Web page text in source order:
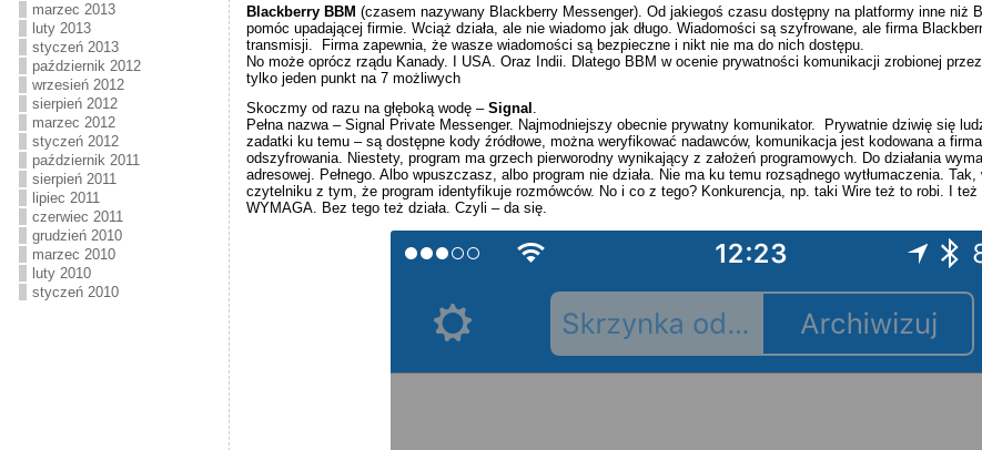
marzec 2013
luty 2013
styczeń 2013
październik 2012
wrzesień 2012
sierpień 2012
marzec 2012
styczeń 2012
październik 2011
sierpień 2011
lipiec 2011
czerwiec 2011
grudzień 2010
marzec 2010
luty 2010
styczeń 2010
Blackberry BBM (czasem nazywany Blackberry Messenger). Od jakiegoś czasu dostępny na platformy inne niż
pomóc upadającej firmie. Wciąż działa, ale nie wiadomo jak długo. Wiadomości są szyfrowane, ale firma
transmisji. Firma zapewnia, że wasze wiadomości są bezpieczne i nikt nie ma do nich dostępu.
No może oprócz rządu Kanady. I USA. Oraz Indii. Dlatego BBM w ocenie prywatności komunikacji zrobionej
tylko jeden punkt na 7 możliwych
Skoczmy od razu na głęboką wodę – Signal .
Pełna nazwa – Signal Private Messenger. Najmodniejszy obecnie prywatny komunikator. Prywatnie dziwię się
zadatki ku temu – są dostępne kody źródłowe, można weryfikować nadawców, komunikacja jest kodowana a
odszyfrowania. Niestety, program ma grzech pierworodny wynikający z założeń programowych. Do działania
adresowej. Pełnego. Albo wpuszczasz, albo program nie działa. Nie ma ku temu rozsądnego wytłumaczenia.
czytelniku z tym, że program identyfikuje rozmówców. No i co z tego? Konkurencja, np. taki Wire też to robi. I
WYMAGA. Bez tego też działa. Czyli – da się.